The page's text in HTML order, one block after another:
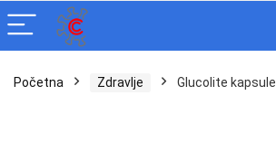
Početna Zdravlje Glucolite kapsule